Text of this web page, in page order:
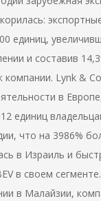
единиц,
и составив
Lynk &
в
единиц
что на 3986%
в Израиль и
в своем
в Малайзии,